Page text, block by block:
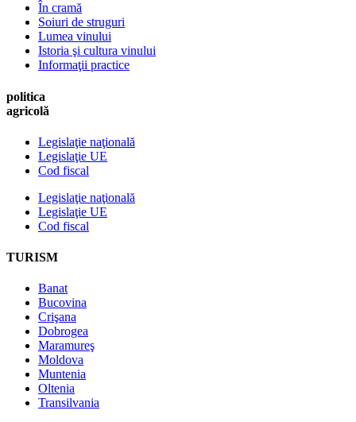
În cramă
Soiuri de struguri
Lumea vinului
Istoria şi cultura vinului
Informaţii practice
politica
agricolă
Legislaţie naţională
Legislaţie UE
Cod fiscal
Legislaţie naţională
Legislaţie UE
Cod fiscal
TURISM
Banat
Bucovina
Crişana
Dobrogea
Maramureş
Moldova
Muntenia
Oltenia
Transilvania